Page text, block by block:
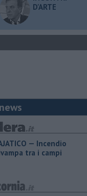
D'ARTE
— Incendio
tra i campi